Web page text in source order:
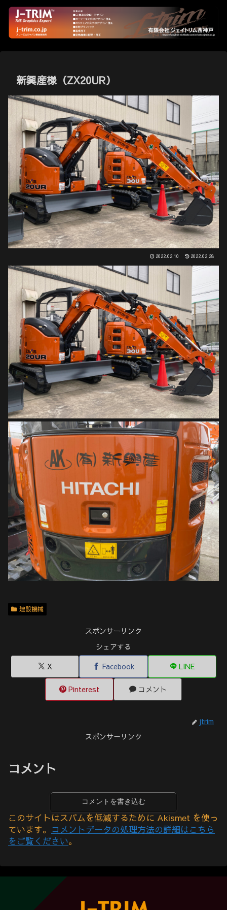
新興産様（ZX20UR）
2022.02.10 2022.02.28
建設機械
スポンサーリンク
シェアする
X
Facebook LINE
Pinterest コメント
jtrim
スポンサーリンク
コメント
コメントを書き込む
このサイトはスパムを低減するために Akismet を使っ
ています。 コメントデータの処理方法の詳細はこちら
をご覧ください。